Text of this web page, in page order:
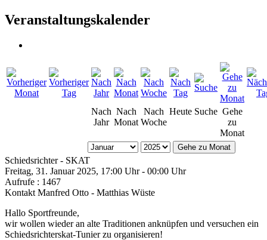
Veranstaltungskalender
Nach
Jahr
Nach
Monat
Nach
Woche
Heute Suche Gehe
zu
Monat
Gehe zu Monat
Schiedsrichter - SKAT
Freitag, 31. Januar 2025, 17:00 Uhr - 00:00 Uhr
Aufrufe : 1467
Kontakt Manfred Otto - Matthias Wüste
Hallo Sportfreunde,
wir wollen wieder an alte Traditionen anknüpfen und versuchen ein
Schiedsrichterskat-Tunier zu organisieren!